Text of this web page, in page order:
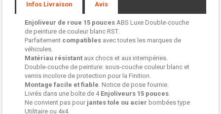
Infos Livraison Avis
Enjoliveur de roue 15 pouces ABS Luxe Double-couche
de peinture de couleur blanc RST.
Parfaitement compatibles avec toutes les marques de
véhicules.
Matériau résistant aux chocs et aux intempéries.
Double-couche de peinture: sous-couche couleur blanc et
vernis incolore de protection pour la Finition.
Montage facile et fiable. Notice de pose fournie.
Livrés dans une boîte de 4 Enjoliveurs 15 pouces.
Ne convient pas pour jantes tole ou acier bombées type
Utilitaire ou 4x4.